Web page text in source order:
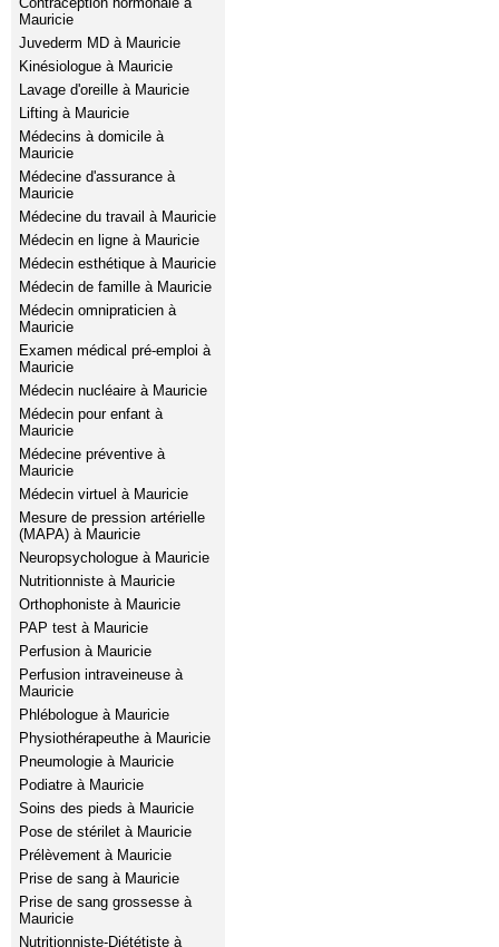
Mauricie
Juvederm MD à Mauricie
Kinésiologue à Mauricie
Lavage d'oreille à Mauricie
Lifting à Mauricie
Médecins à domicile à
Mauricie
Médecine d'assurance à
Mauricie
Médecine du travail à Mauricie
Médecin en ligne à Mauricie
Médecin esthétique à Mauricie
Médecin de famille à Mauricie
Médecin omnipraticien à
Mauricie
Examen médical pré-emploi à
Mauricie
Médecin nucléaire à Mauricie
Médecin pour enfant à
Mauricie
Médecine préventive à
Mauricie
Médecin virtuel à Mauricie
Mesure de pression artérielle
(MAPA) à Mauricie
Neuropsychologue à Mauricie
Nutritionniste à Mauricie
Orthophoniste à Mauricie
PAP test à Mauricie
Perfusion à Mauricie
Perfusion intraveineuse à
Mauricie
Phlébologue à Mauricie
Physiothérapeuthe à Mauricie
Pneumologie à Mauricie
Podiatre à Mauricie
Soins des pieds à Mauricie
Pose de stérilet à Mauricie
Prélèvement à Mauricie
Prise de sang à Mauricie
Prise de sang grossesse à
Mauricie
Nutritionniste-Diététiste à